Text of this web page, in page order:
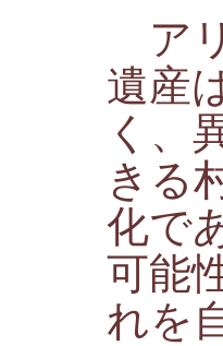
ア
遺産
く、
きる
化で
可能
れを